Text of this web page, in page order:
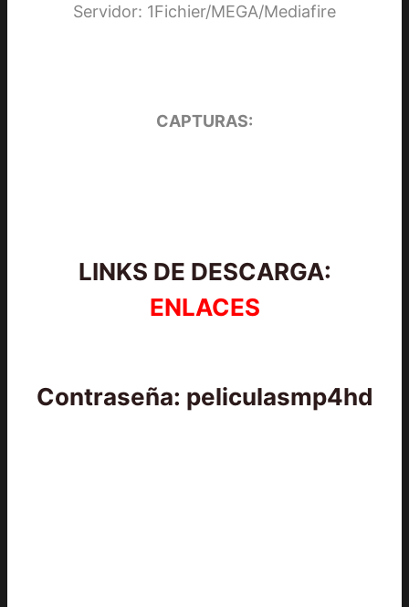
Servidor: 1Fichier/MEGA/Mediafire
CAPTURAS:
LINKS DE DESCARGA:
ENLACES
Contraseña: peliculasmp4hd